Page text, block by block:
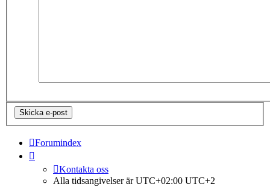
Forumindex
Kontakta oss
Alla tidsangivelser är UTC+02:00 UTC+2